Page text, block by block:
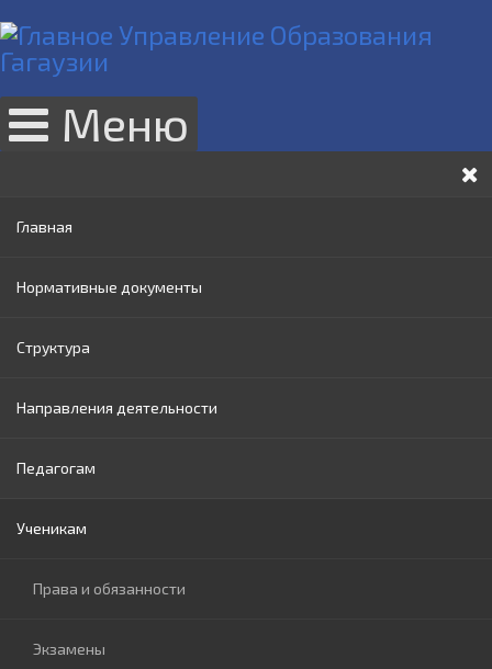
Меню
Главная
Нормативные документы
Законы РМ
Нормативные акты Правительства РМ
Нормативные документы МОИ
Нормативные документы ОПУ АТО Гагаузия
Приказы ГУО
Закупки
Структура
Руководство
Административный совет
Консультативный совет
Вакансии
Подразделения
Направления деятельности
Раннее образование
Начальное образование
Гимназическое образование
Лицейское образование
Педагогам
Ученикам
Права и обязанности
Экзамены